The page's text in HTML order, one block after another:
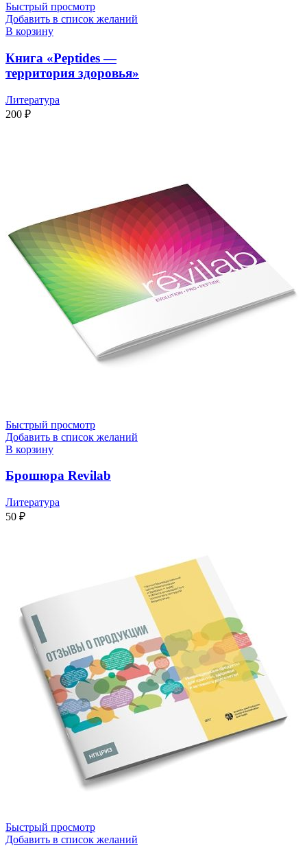
Быстрый просмотр
Добавить в список желаний
В корзину
Книга «Peptides —
территория здоровья»
Литература
200 ₽
Быстрый просмотр
Добавить в список желаний
В корзину
Брошюра Revilab
Литература
50 ₽
Быстрый просмотр
Добавить в список желаний